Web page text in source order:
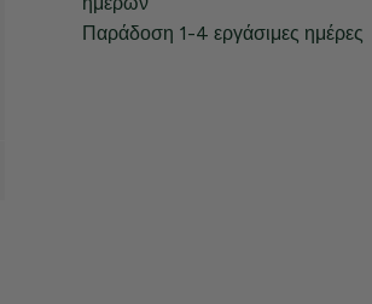
Παράδοση 1-4 εργάσιμες ημέρες